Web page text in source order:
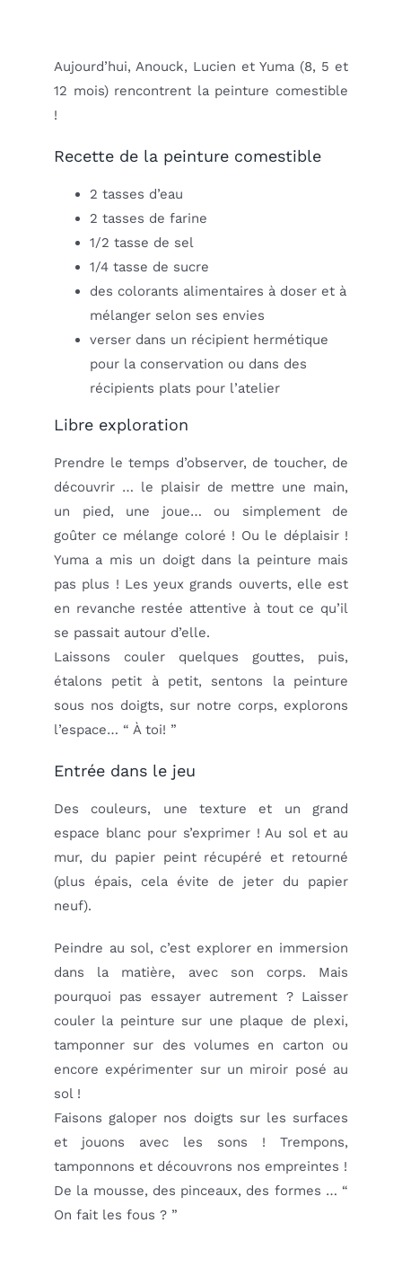
Aujourd’hui, Anouck, Lucien et Yuma (8, 5 et
12 mois) rencontrent la peinture comestible
!
Recette de la peinture comestible
2 tasses d’eau
2 tasses de farine
1/2 tasse de sel
1/4 tasse de sucre
des colorants alimentaires à doser et à
mélanger selon ses envies
verser dans un récipient hermétique
pour la conservation ou dans des
récipients plats pour l’atelier
Libre exploration
Prendre le temps d’observer, de toucher, de
découvrir … le plaisir de mettre une main,
un pied, une joue… ou simplement de
goûter ce mélange coloré ! Ou le déplaisir !
Yuma a mis un doigt dans la peinture mais
pas plus ! Les yeux grands ouverts, elle est
en revanche restée attentive à tout ce qu’il
se passait autour d’elle.
Laissons couler quelques gouttes, puis,
étalons petit à petit, sentons la peinture
sous nos doigts, sur notre corps, explorons
l’espace… “ À toi! ”
Entrée dans le jeu
Des couleurs, une texture et un grand
espace blanc pour s’exprimer ! Au sol et au
mur, du papier peint récupéré et retourné
(plus épais, cela évite de jeter du papier
neuf).
Peindre au sol, c’est explorer en immersion
dans la matière, avec son corps. Mais
pourquoi pas essayer autrement ? Laisser
couler la peinture sur une plaque de plexi,
tamponner sur des volumes en carton ou
encore expérimenter sur un miroir posé au
sol !
Faisons galoper nos doigts sur les surfaces
et jouons avec les sons ! Trempons,
tamponnons et découvrons nos empreintes !
De la mousse, des pinceaux, des formes … “
On fait les fous ? ”